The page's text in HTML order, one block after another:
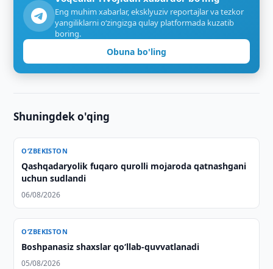
Eng muhim xabarlar, eksklyuziv reportajlar va tezkor
yangiliklarni o‘zingizga qulay platformada kuzatib
boring.
Obuna bo'ling
Shuningdek o'qing
O‘ZBEKISTON
Qashqadaryolik fuqaro qurolli mojaroda qatnashgani
uchun sudlandi
06/08/2026
O‘ZBEKISTON
Boshpanasiz shaxslar qo‘llab-quvvatlanadi
05/08/2026